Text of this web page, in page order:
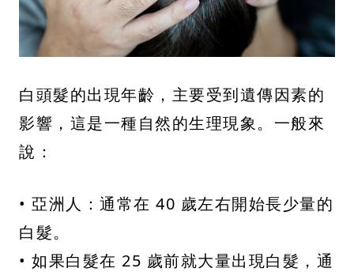
白頭髮的出現年齡，主要受到遺傳因素的
影響，這是一種自然的生理現象。一般來
說：
• 亞洲人：通常在 40 歲左右開始長少量的
白髮。
• 如果白髮在 25 歲前就大量出現白髮，通